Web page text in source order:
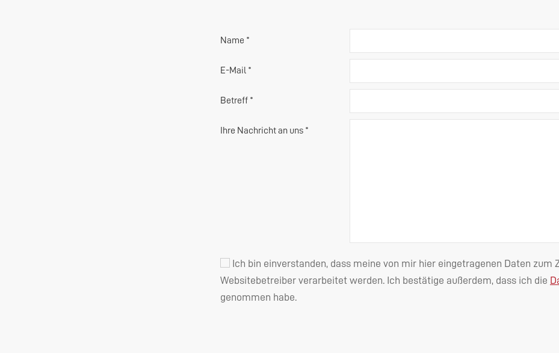
Name *
E-Mail *
Betreff *
Ihre Nachricht an uns *
Ich bin einverstanden, dass meine von mir hier eingetragenen Daten
Websitebetreiber verarbeitet werden. Ich bestätige außerdem, dass ich die
genommen habe.